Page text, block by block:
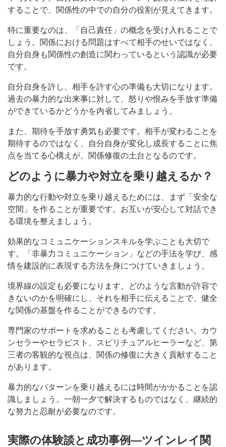
することで、関係性の中での自分の役割が見えてきます。
特に重要なのは、「自己責任」の概念を受け入れることで
しょう。関係における問題はすべて相手のせいではなく、
自分自身も関係性の創造に関わっているという認識が必要
です。
自分自身を許し、相手を許す心の準備も大切になります。
過去の暴力的な出来事に対して、怒りや恨みを手放す準備
ができているかどうかを内省してみましょう。
また、期待を手放す勇気も必要です。相手が変わることを
期待するのではなく、自分自身が変化し成長することに焦
点を当てる心構えが、関係修復の土台となるのです。
どのように暴力や対立を乗り越えるか？
暴力的な行動や対立を乗り越えるためには、まず「安全な
空間」を作ることが重要です。お互いが安心して対話でき
る環境を整えましょう。
効果的なコミュニケーションスキルを学ぶことも大切で
す。「非暴力コミュニケーション」などの手法を学び、感
情を建設的に表現する方法を身につけていきましょう。
境界線の設定も必要になります。どのような言動が許容で
きないのかを明確にし、それを相手に伝えることで、健全
な関係の基盤を作ることができるのです。
専門家のサポートを求めることも考慮してください。カウ
ンセラーやセラピスト、スピリチュアルヒーラーなど、第
三者の客観的な視点は、関係の修復に大きく貢献すること
があります。
暴力的なパターンを乗り越えるには時間がかかることを認
識しましょう。一朝一夕で解決するものではなく、継続的
な努力と忍耐が必要なのです。
実際の体験談と成功事例―ツインレイ関